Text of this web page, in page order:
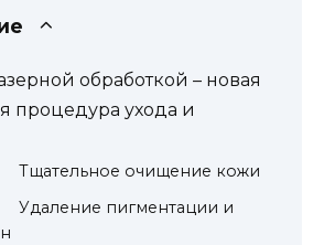
обработкой – новая
процедура ухода и
Тщательное очищение кожи
Удаление пигментации и